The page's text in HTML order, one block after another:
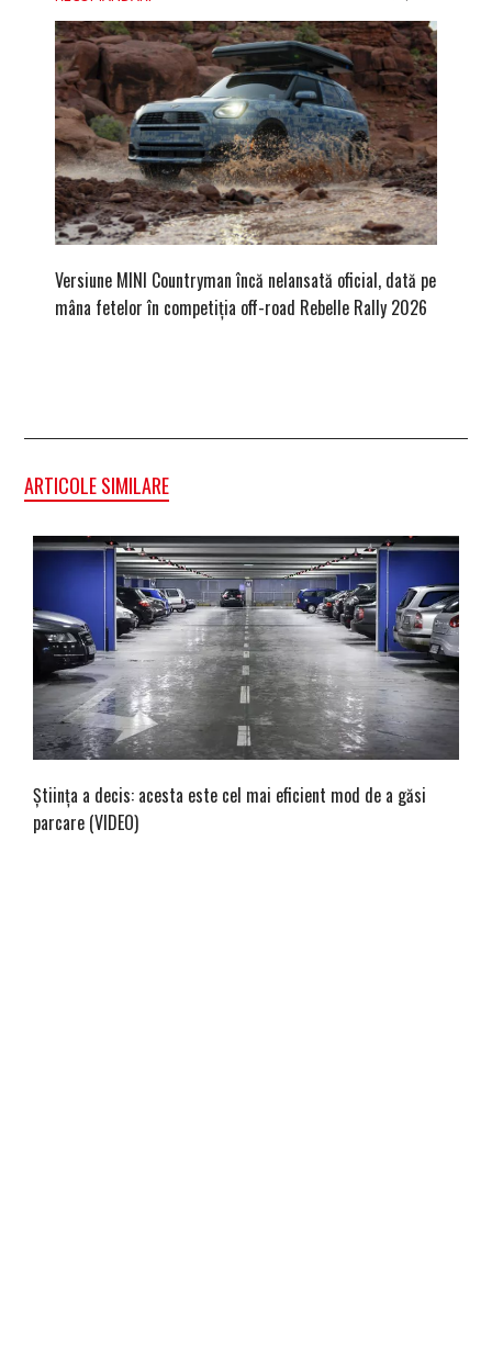
Versiune MINI Countryman încă nelansată oficial, dată pe
mâna fetelor în competiția off-road Rebelle Rally 2026
ARTICOLE SIMILARE
Știința a decis: acesta este cel mai eficient mod de a găsi
parcare (VIDEO)